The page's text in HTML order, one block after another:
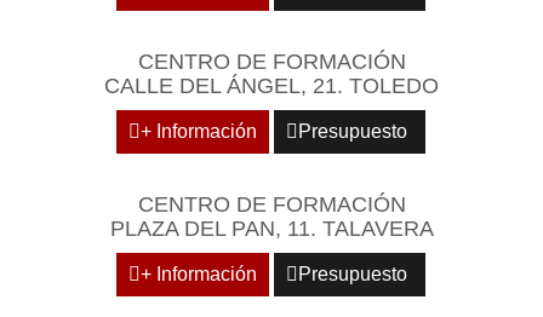
CENTRO DE FORMACIÓN
CALLE DEL ÁNGEL, 21. TOLEDO
+ Información Presupuesto
CENTRO DE FORMACIÓN
PLAZA DEL PAN, 11. TALAVERA
+ Información Presupuesto